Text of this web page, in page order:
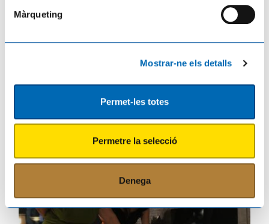
Màrqueting
Mostrar-ne els detalls
Permet-les totes
Permetre la selecció
Denega
Roquetes escalfa motors per rebre La Vuelta